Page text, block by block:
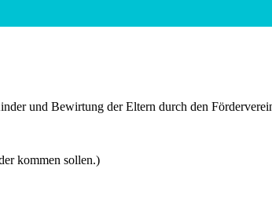
und Bewirtung der Eltern durch den
kommen sollen.)